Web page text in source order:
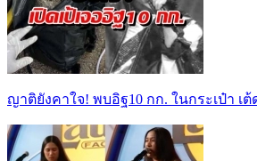
ญาติยังคาใจ! พบอิฐ10 กก. ในกระเป๋า เ